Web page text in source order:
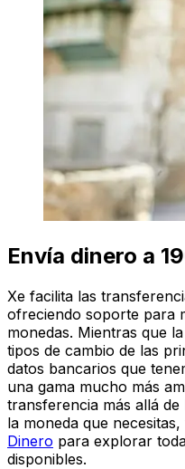
Envía dinero a
Xe facilita las
ofreciendo soporte para
monedas. Mientras que
tipos de cambio de las
datos bancarios que
una gama mucho más
transferencia más allá
la moneda que
Dinero para explorar
disponibles.